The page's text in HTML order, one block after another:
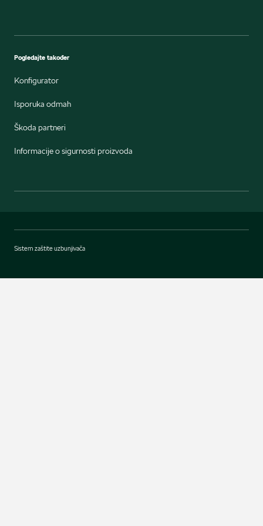
Pogledajte također
Konfigurator
Isporuka odmah
Škoda partneri
Informacije o sigurnosti proizvoda
Sistem zaštite uzbunjivača